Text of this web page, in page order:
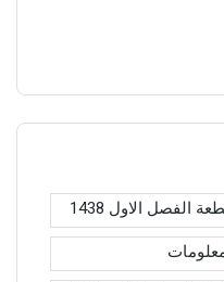
الفصل الاول 1438